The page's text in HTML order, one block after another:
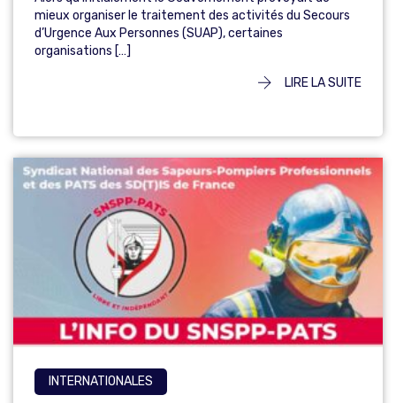
mieux organiser le traitement des activités du Secours
d’Urgence Aux Personnes (SUAP), certaines
organisations […]
LIRE LA SUITE
INTERNATIONALES